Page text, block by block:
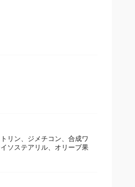
リン、ジメチコン、合成ワ
ソステアリル、オリーブ果